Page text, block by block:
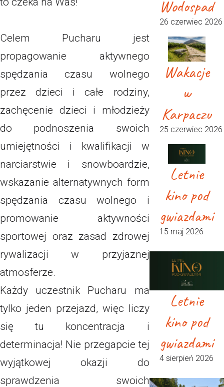
Celem Pucharu jest
propagowanie aktywnego
spędzania czasu wolnego
przez dzieci i całe rodziny,
zachęcenie dzieci i młodzieży
do podnoszenia swoich
umiejętności i kwalifikacji w
narciarstwie i snowboardzie,
wskazanie alternatywnych form
spędzania czasu wolnego i
promowanie aktywności
sportowej oraz zasad zdrowej
rywalizacji w przyjaznej
atmosferze.
Każdy uczestnik Pucharu ma
tylko jeden przejazd, więc liczy
się tu koncentracja i
determinacja! Nie przegapcie tej
wyjątkowej okazji do
sprawdzenia swoich
Wodospad
26 czerwiec 2026
Wakacje
w
Karpaczu
25 czerwiec 2026
Letnie
kino pod
gwiazdami
15 maj 2026
Letnie
kino pod
gwiazdami
4 sierpień 2026